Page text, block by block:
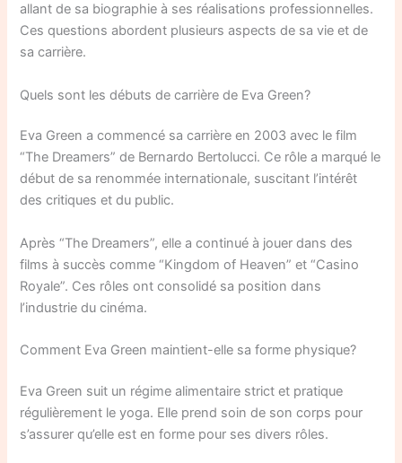
allant de sa biographie à ses réalisations professionnelles.
Ces questions abordent plusieurs aspects de sa vie et de
sa carrière.
Quels sont les débuts de carrière de Eva Green?
Eva Green a commencé sa carrière en 2003 avec le film
“The Dreamers” de Bernardo Bertolucci. Ce rôle a marqué le
début de sa renommée internationale, suscitant l’intérêt
des critiques et du public.
Après “The Dreamers”, elle a continué à jouer dans des
films à succès comme “Kingdom of Heaven” et “Casino
Royale”. Ces rôles ont consolidé sa position dans
l’industrie du cinéma.
Comment Eva Green maintient-elle sa forme physique?
Eva Green suit un régime alimentaire strict et pratique
régulièrement le yoga. Elle prend soin de son corps pour
s’assurer qu’elle est en forme pour ses divers rôles.